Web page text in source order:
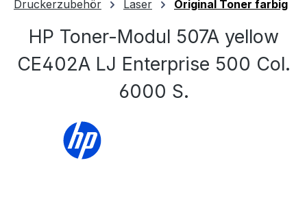
Druckerzubehör Laser Original Toner farbig
HP Toner-Modul 507A yellow
CE402A LJ Enterprise 500 Col.
6000 S.